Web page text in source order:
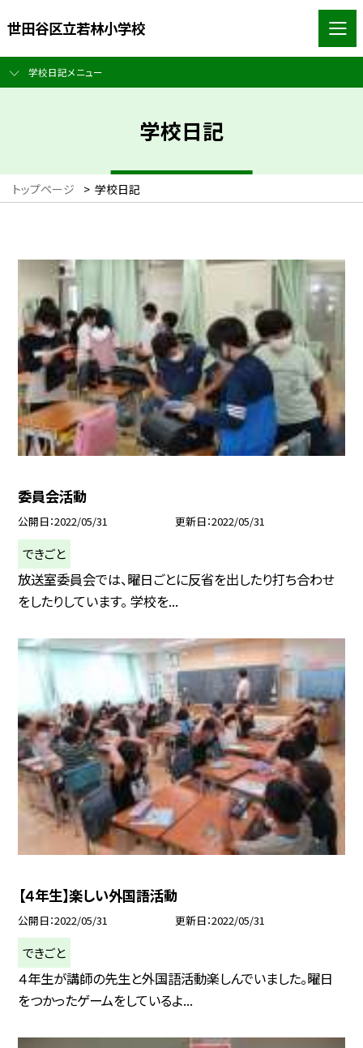
世田谷区立若林小学校
学校日記メニュー
学校日記
トップページ > 学校日記
委員会活動
公開日 2022/05/31 更新日 2022/05/31
できごと
放送室委員会では、曜日ごとに反省を出したり打ち合わせ
をしたりしています。 学校を...
【４年生】楽しい外国語活動
公開日 2022/05/31 更新日 2022/05/31
できごと
４年生が講師の先生と外国語活動楽しんでいました。曜日
をつかったゲームをしているよ...